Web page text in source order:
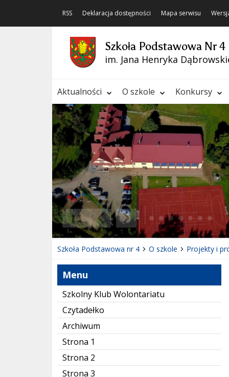
RSS Deklaracja dostępności Mapa serwisu
Szkoła Podstawowa Nr 4
im. Jana Henryka
Aktualności O szkole Konkursy
Poprzedni Element
Następny Element
❚❚
Szkoła Podstawowa nr 4 O szkole Projekty i
Menu
Szkolny Klub Wolontariatu
Czytadełko
Archiwum
Strona 1
Strona 2
Strona 3